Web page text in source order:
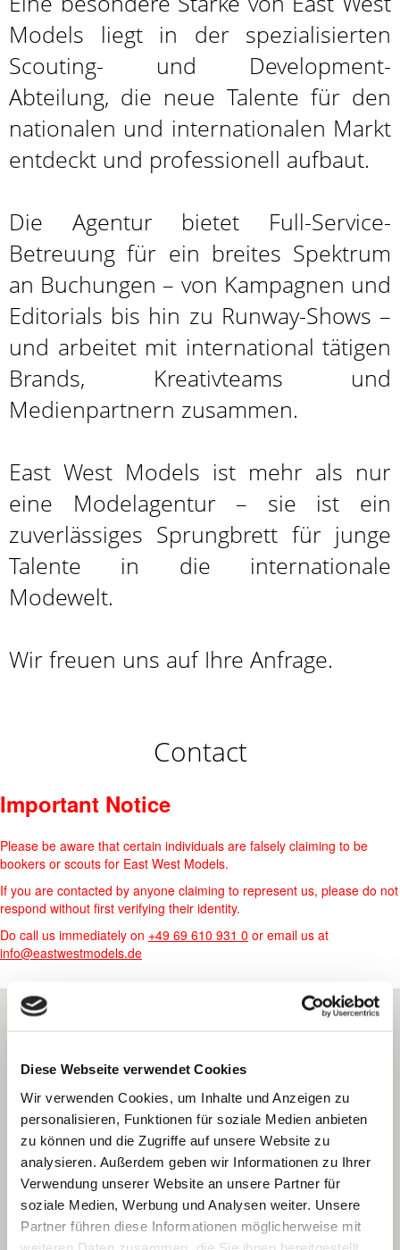
Diese Webseite verwendet Cookies
Wir verwenden Cookies, um Inhalte und Anzeigen zu
personalisieren, Funktionen für soziale Medien anbieten
zu können und die Zugriffe auf unsere Website zu
analysieren. Außerdem geben wir Informationen zu Ihrer
Verwendung unserer Website an unsere Partner für
soziale Medien, Werbung und Analysen weiter. Unsere
Partner führen diese Informationen möglicherweise mit
weiteren Daten zusammen, die Sie ihnen bereitgestellt
Models liegt in der spezialisierten
Scouting- und Development-
Abteilung, die neue Talente für den
nationalen und internationalen Markt
entdeckt und professionell aufbaut.
Die Agentur bietet Full-Service-
Betreuung für ein breites Spektrum
an Buchungen – von Kampagnen und
Editorials bis hin zu Runway-Shows –
und arbeitet mit international tätigen
Brands, Kreativteams und
Medienpartnern zusammen.
East West Models ist mehr als nur
eine Modelagentur – sie ist ein
zuverlässiges Sprungbrett für junge
Talente in die internationale
Modewelt.
Wir freuen uns auf Ihre Anfrage.
Contact
Important Notice
Please be aware that certain individuals are falsely claiming to be
bookers or scouts for East West Models.
If you are contacted by anyone claiming to represent us, please do not
respond without first verifying their identity.
Do call us immediately on +49 69 610 931 0 or email us at
info@eastwestmodels.de